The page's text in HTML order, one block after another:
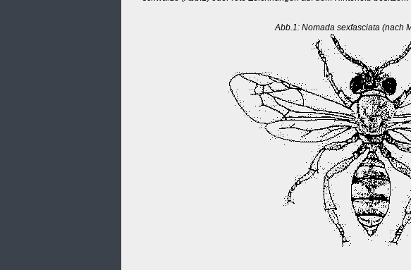
Abb.1: Nomada sexfasciata (nach